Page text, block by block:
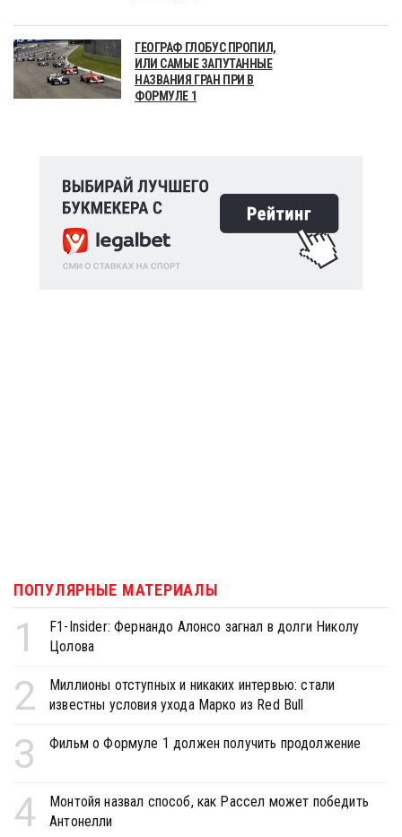
ГЕОГРАФ ГЛОБУС ПРОПИЛ,
ИЛИ САМЫЕ ЗАПУТАННЫЕ
НАЗВАНИЯ ГРАН ПРИ В
ФОРМУЛЕ 1
ПОПУЛЯРНЫЕ МАТЕРИАЛЫ
1
F1-Insider: Фернандо Алонсо загнал в долги Николу
Цолова
2
Миллионы отступных и никаких интервью: стали
известны условия ухода Марко из Red Bull
3 Фильм о Формуле 1 должен получить продолжение
4
Монтойя назвал способ, как Рассел может победить
Антонелли